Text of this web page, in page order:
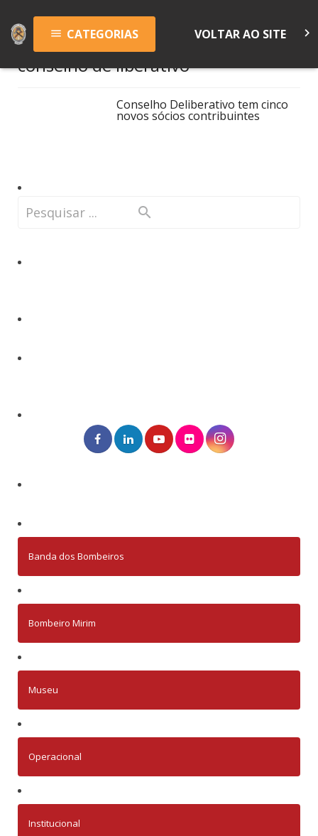
menu CATEGORIAS VOLTAR AO SITE keyboard_arrow_right
conselho de liberativo
Conselho Deliberativo tem cinco
novos sócios contribuintes
Banda dos Bombeiros
Bombeiro Mirim
Museu
Operacional
Institucional